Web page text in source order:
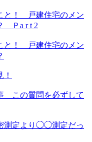
と！ 戸建住宅のメン
Ｐa r t 2
と！ 戸建住宅のメン
この質問を必ずして
測定より◯◯測定だっ